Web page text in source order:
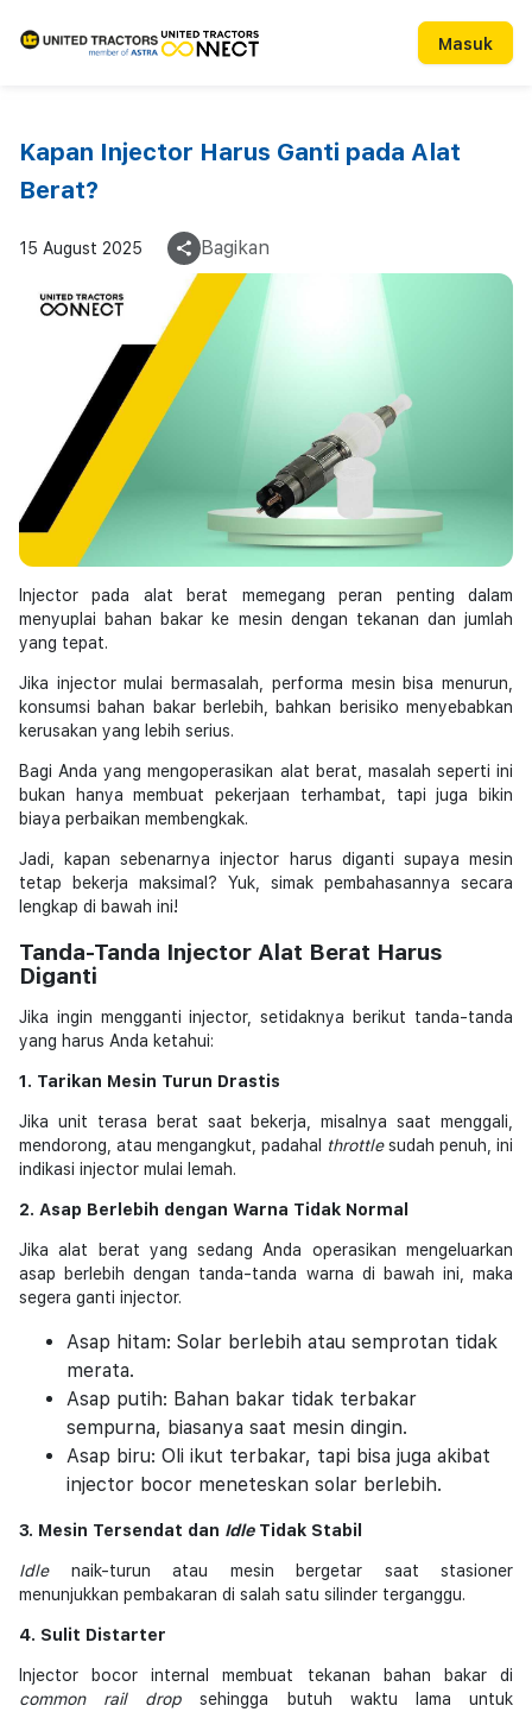
Masuk
Kapan Injector Harus Ganti pada Alat
Berat?
15 August 2025 Bagikan
Injector pada alat berat memegang peran penting dalam
menyuplai bahan bakar ke mesin dengan tekanan dan jumlah
yang tepat.
Jika injector mulai bermasalah, performa mesin bisa menurun,
konsumsi bahan bakar berlebih, bahkan berisiko menyebabkan
kerusakan yang lebih serius.
Bagi Anda yang mengoperasikan alat berat, masalah seperti ini
bukan hanya membuat pekerjaan terhambat, tapi juga bikin
biaya perbaikan membengkak.
Jadi, kapan sebenarnya injector harus diganti supaya mesin
tetap bekerja maksimal? Yuk, simak pembahasannya secara
lengkap di bawah ini!
Tanda-Tanda Injector Alat Berat Harus
Diganti
Jika ingin mengganti injector, setidaknya berikut tanda-tanda
yang harus Anda ketahui:
1. Tarikan Mesin Turun Drastis
Jika unit terasa berat saat bekerja, misalnya saat menggali,
mendorong, atau mengangkut, padahal
throttlesudah penuh, ini
indikasi injector mulai lemah.
2. Asap Berlebih dengan Warna Tidak Normal
Jika alat berat yang sedang Anda operasikan mengeluarkan
asap berlebih dengan tanda-tanda warna di bawah ini, maka
segera ganti injector.
Asap hitam: Solar berlebih atau semprotan tidak
merata.
Asap putih: Bahan bakar tidak terbakar
sempurna, biasanya saat mesin dingin.
Asap biru: Oli ikut terbakar, tapi bisa juga akibat
injector bocor meneteskan solar berlebih.
3. Mesin Tersendat dan IdleTidak Stabil
Idlenaik-turun atau mesin bergetar saat stasioner
menunjukkan pembakaran di salah satu silinder terganggu.
4. Sulit Distarter
Injector bocor internal membuat tekanan bahan bakar di
common rail drop sehingga butuh waktu lama untuk